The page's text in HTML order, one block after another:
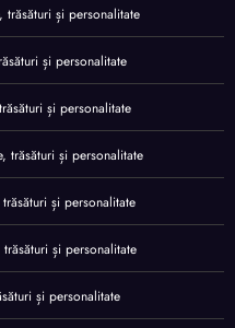
trăsături și personalitate
și personalitate
și personalitate
trăsături și personalitate
și personalitate
și personalitate
și personalitate